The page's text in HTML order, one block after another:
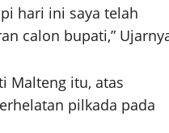
hari ini saya telah
calon bupati,”
Malteng itu, atas
pilkada pada